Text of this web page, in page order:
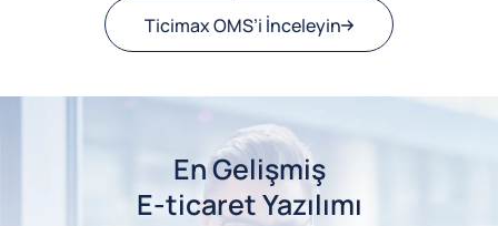
Ticimax OMS’i İnceleyin
En Gelişmiş
E-ticaret Yazılımı